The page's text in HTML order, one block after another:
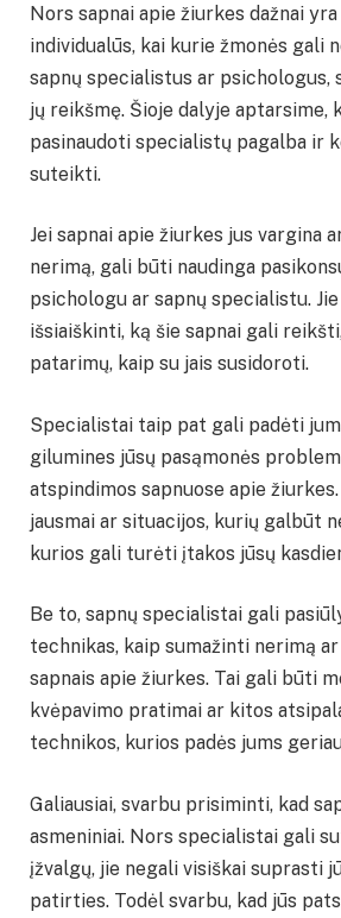
Nors sapnai apie žiurkes dažnai
individualūs, kai kurie žmonės gali
sapnų specialistus ar psichologus,
jų reikšmę. Šioje dalyje aptarsime,
pasinaudoti specialistų pagalba ir
suteikti.
Jei sapnai apie žiurkes jus vargina
nerimą, gali būti naudinga
psichologu ar sapnų specialistu.
išsiaiškinti, ką šie sapnai gali
patarimų, kaip su jais susidoroti.
Specialistai taip pat gali padėti
gilumines jūsų pasąmonės
atspindimos sapnuose apie
jausmai ar situacijos, kurių galbūt
kurios gali turėti įtakos jūsų
Be to, sapnų specialistai gali
technikas, kaip sumažinti nerimą
sapnais apie žiurkes. Tai gali būti
kvėpavimo pratimai ar kitos
technikos, kurios padės jums
Galiausiai, svarbu prisiminti, kad
asmeniniai. Nors specialistai gali
įžvalgų, jie negali visiškai suprasti
patirties. Todėl svarbu, kad jūs